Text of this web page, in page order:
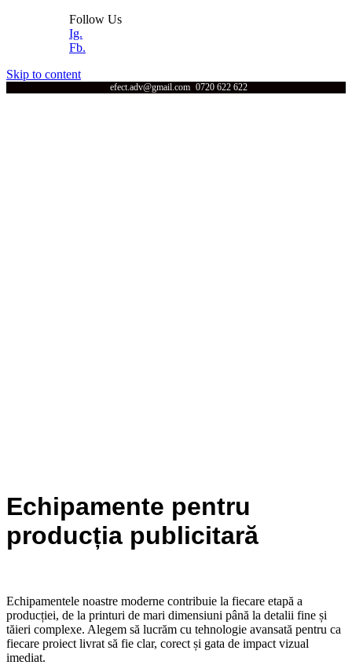
Follow Us
Ig.
Fb.
Skip to content
efect.adv@gmail.com 0720 622 622
Echipamente pentru
producția publicitară
Echipamentele noastre moderne contribuie la fiecare etapă a
producției, de la printuri de mari dimensiuni până la detalii fine și
tăieri complexe. Alegem să lucrăm cu tehnologie avansată pentru ca
fiecare proiect livrat să fie clar, corect și gata de impact vizual
imediat.